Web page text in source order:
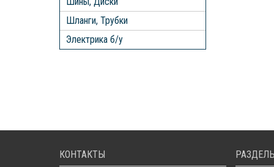
Шланги, Трубки
Электрика б/у
КОНТАКТЫ